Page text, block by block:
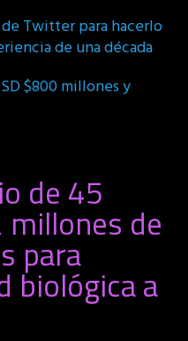
Twitter para hacerlo
de una década
$800 millones y
de 45
de
para
biológica a